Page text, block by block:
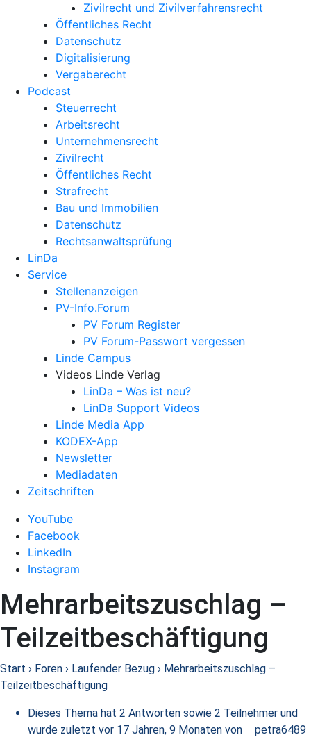
Zivilrecht und Zivilverfahrensrecht
Öffentliches Recht
Datenschutz
Digitalisierung
Vergaberecht
Podcast
Steuerrecht
Arbeitsrecht
Unternehmens­recht
Zivilrecht
Öffentliches Recht
Strafrecht
Bau und Immobilien
Datenschutz
Rechtsanwalts­prüfung
LinDa
Service
Stellenanzeigen
PV-Info.Forum
PV Forum Register
PV Forum-Passwort vergessen
Linde Campus
Videos Linde Verlag
LinDa – Was ist neu?
LinDa Support Videos
Linde Media App
KODEX-App
Newsletter
Mediadaten
Zeitschriften
YouTube
Facebook
LinkedIn
Instagram
Mehrarbeitszuschlag –
Teilzeitbeschäftigung
Start › Foren › Laufender Bezug › Mehrarbeitszuschlag –
Teilzeitbeschäftigung
Dieses Thema hat 2 Antworten sowie 2 Teilnehmer und
wurde zuletzt vor 17 Jahren, 9 Monaten von
petra6489